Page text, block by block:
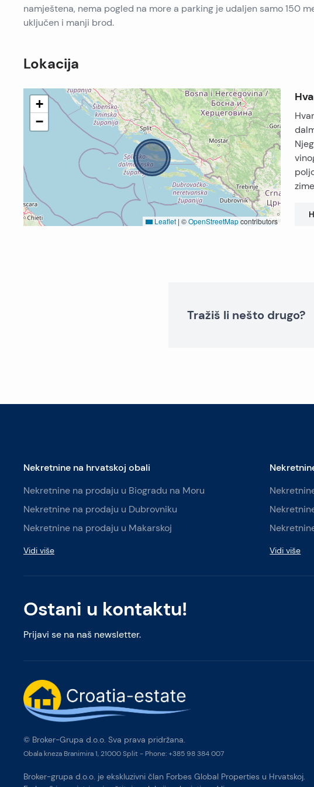
namještena, nema pogled na more a parking je udaljen samo 150
uključen i manji brod.
Lokacija
+
−
Leaflet | ©OpenStreetMapcontributors
Tražiš li nešto drugo?
Ostani u kontaktu!
Prijavi se na naš newsletter.
Nekretnine na hrvatskoj obali
Nekretnine na prodaju u Biogradu na Moru
Nekretnine na prodaju u Dubrovniku
Nekretnine na prodaju u Makarskoj
Vidi više Vidi više
© Broker-Grupa d.o.o. Sva prava pridržana.
Obala kneza Branimira 1, 21000 Split - Phone: +385 98 384 007
Broker-grupa d.o.o. je ekskluzivni član Forbes Global Properties u Hrvatskoj.